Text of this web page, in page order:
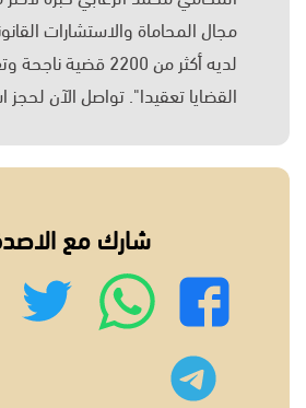
مجال المحاماة والاستشارات
لديه أكثر من 2200 قضية
القضايا تعقيدا". تواصل الآن
شارك مع
فيسبوك
واتساب